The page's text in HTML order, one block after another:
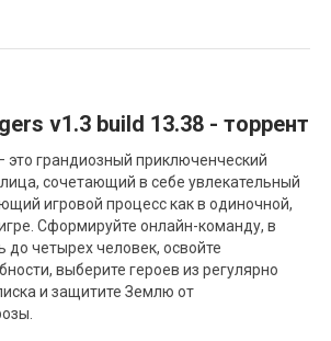
v1.3 build 13.38 - торрент
это грандиозный приключенческий
сочетающий в себе увлекательный
игровой процесс как в одиночной,
Сформируйте онлайн-команду, в
до четырех человек, освойте
выберите героев из регулярно
и защитите Землю от